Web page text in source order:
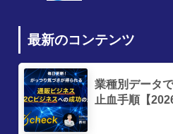
最新のコンテンツ
業種別データ
止血手順【